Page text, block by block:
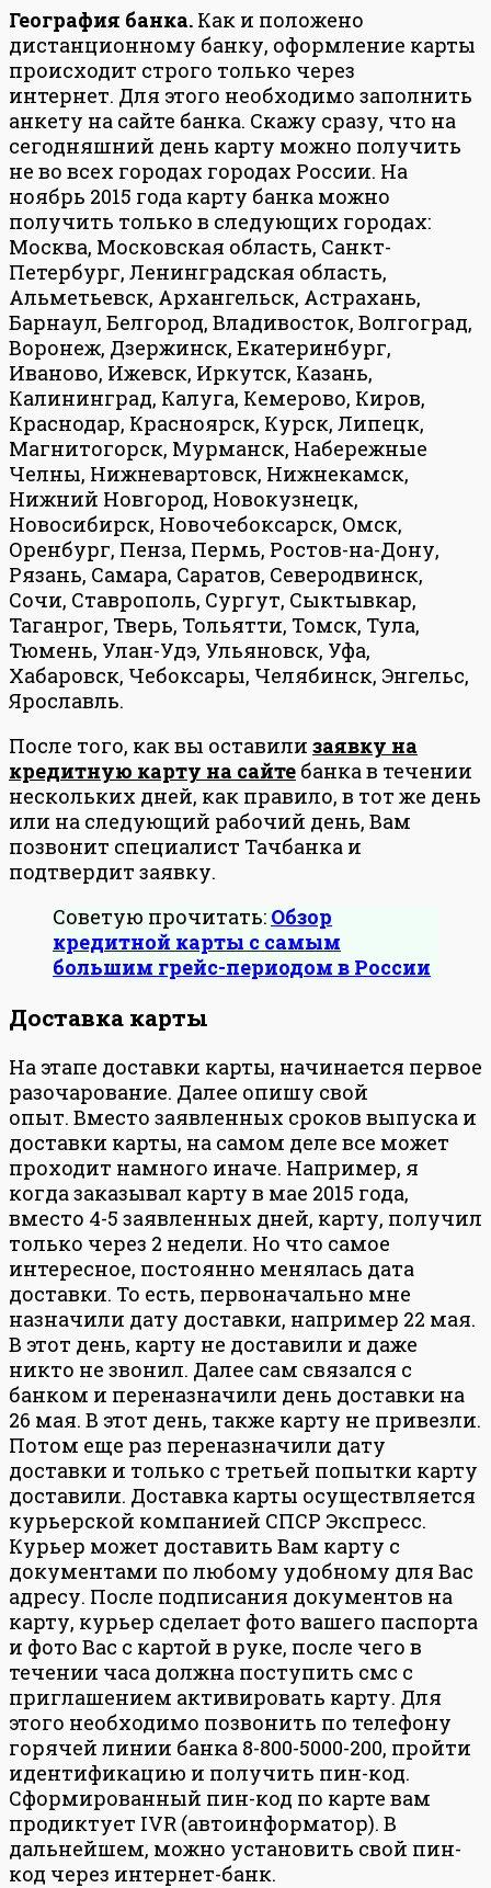
География банка. Как и положено
дистанционному банку, оформление карты
происходит строго только через
интернет. Для этого необходимо заполнить
анкету на сайте банка. Скажу сразу, что на
сегодняшний день карту можно получить
не во всех городах городах России. На
ноябрь 2015 года карту банка можно
получить только в следующих городах:
Москва, Московская область, Санкт-
Петербург, Ленинградская область,
Альметьевск, Архангельск, Астрахань,
Барнаул, Белгород, Владивосток, Волгоград,
Воронеж, Дзержинск, Екатеринбург,
Иваново, Ижевск, Иркутск, Казань,
Калининград, Калуга, Кемерово, Киров,
Краснодар, Красноярск, Курск, Липецк,
Магнитогорск, Мурманск, Набережные
Челны, Нижневартовск, Нижнекамск,
Нижний Новгород, Новокузнецк,
Новосибирск, Новочебоксарск, Омск,
Оренбург, Пенза, Пермь, Ростов-на-Дону,
Рязань, Самара, Саратов, Северодвинск,
Сочи, Ставрополь, Сургут, Сыктывкар,
Таганрог, Тверь, Тольятти, Томск, Тула,
Тюмень, Улан-Удэ, Ульяновск, Уфа,
Хабаровск, Чебоксары, Челябинск, Энгельс,
Ярославль.
После того, как вы оставили заявку на
кредитную карту на сайте банка в течении
нескольких дней, как правило, в тот же день
или на следующий рабочий день, Вам
позвонит специалист Тачбанка и
подтвердит заявку.
Советую прочитать: Обзор
кредитной карты с самым
большим грейс-периодом в России
Доставка карты
На этапе доставки карты, начинается первое
разочарование. Далее опишу свой
опыт. Вместо заявленных сроков выпуска и
доставки карты, на самом деле все может
проходит намного иначе. Например, я
когда заказывал карту в мае 2015 года,
вместо 4-5 заявленных дней, карту, получил
только через 2 недели. Но что самое
интересное, постоянно менялась дата
доставки. То есть, первоначально мне
назначили дату доставки, например 22 мая.
В этот день, карту не доставили и даже
никто не звонил. Далее сам связался с
банком и переназначили день доставки на
26 мая. В этот день, также карту не привезли.
Потом еще раз переназначили дату
доставки и только с третьей попытки карту
доставили. Доставка карты осуществляется
курьерской компанией СПСР Экспресс.
Курьер может доставить Вам карту с
документами по любому удобному для Вас
адресу. После подписания документов на
карту, курьер сделает фото вашего паспорта
и фото Вас с картой в руке, после чего в
течении часа должна поступить смс с
приглашением активировать карту. Для
этого необходимо позвонить по телефону
горячей линии банка 8-800-5000-200, пройти
идентификацию и получить пин-код.
Сформированный пин-код по карте вам
продиктует IVR (автоинформатор). В
дальнейшем, можно установить свой пин-
код через интернет-банк.